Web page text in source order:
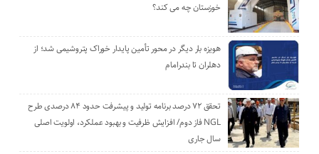
خوزستان چه می کند؟
هویزه بار دیگر در محور تأمین پایدار خوراک پتروشیمی شد؛ از
دهلران تا بندرامام
تحقق ۷۲ درصد برنامه تولید و پیشرفت حدود ۸۴ درصدی طرح
NGL فاز دوم/ افزایش ظرفیت و بهبود عملکرد، اولویت اصلی
سال جاری